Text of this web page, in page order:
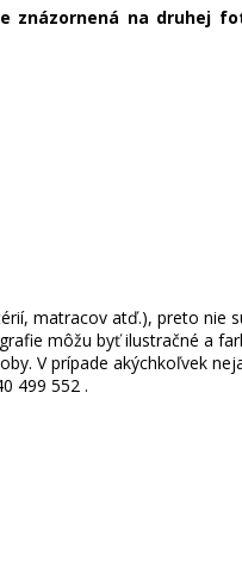
znázornená na druhej
matracov atď.), preto nie
môžu byť ilustračné a
V prípade akýchkoľvek
499 552 .